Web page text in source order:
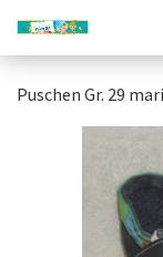
Puschen Gr. 29